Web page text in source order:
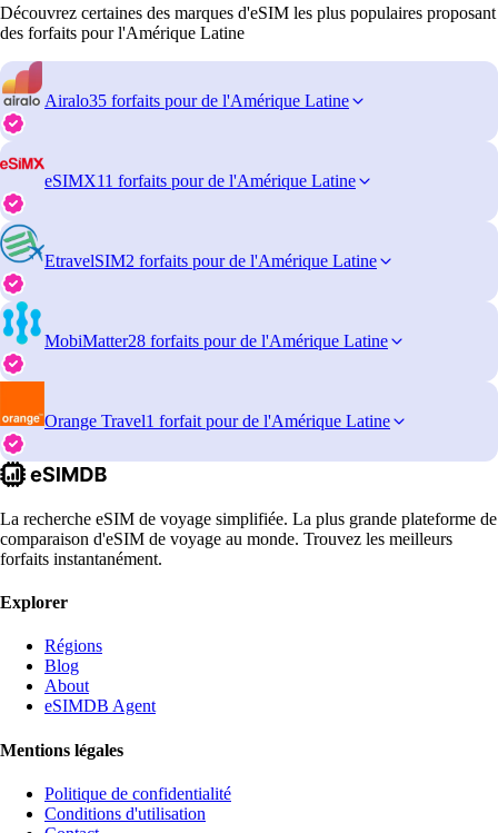
Découvrez certaines des marques d'eSIM les plus populaires proposant
des forfaits pour l'Amérique Latine
Airalo35 forfaits pour de l'Amérique Latine
eSIMX11 forfaits pour de l'Amérique Latine
EtravelSIM2 forfaits pour de l'Amérique Latine
MobiMatter28 forfaits pour de l'Amérique Latine
Orange Travel1 forfait pour de l'Amérique Latine
La recherche eSIM de voyage simplifiée. La plus grande plateforme de
comparaison d'eSIM de voyage au monde. Trouvez les meilleurs
forfaits instantanément.
Explorer
Régions
Blog
About
eSIMDB Agent
Mentions légales
Politique de confidentialité
Conditions d'utilisation